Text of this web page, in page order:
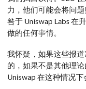
力，他们可能会将问
咎于 Uniswap Labs 在
做的任何事情。
我怀疑，如果这些报
的，如果不是其他理
Uniswap 在这种情况